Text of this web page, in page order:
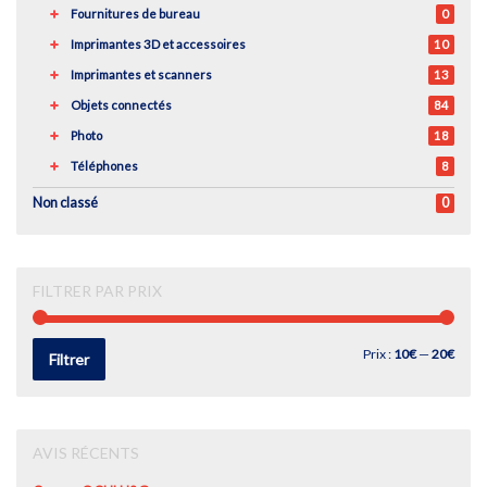
Fournitures de bureau 0
Imprimantes 3D et accessoires 10
Imprimantes et scanners 13
Objets connectés 84
Photo 18
Téléphones 8
Non classé 0
FILTRER PAR PRIX
Filtrer Prix : 10€— 20€
AVIS RÉCENTS